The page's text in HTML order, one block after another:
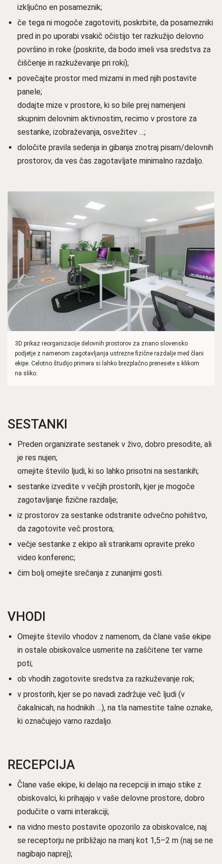
izključno en posameznik;
če tega ni mogoče zagotoviti, poskrbite, da posamezniki
pred in po uporabi vsakič očistijo ter razkužijo delovno
površino in roke (poskrite, da bodo imeli vsa sredstva za
čiščenje in razkuževanje pri roki);
povečajte prostor med mizami in med njih postavite
panele;
dodajte mize v prostore, ki so bile prej namenjeni
skupnim delovnim aktivnostim, recimo v prostore za
sestanke, izobraževanja, osvežitev …;
določite pravila sedenja in gibanja znotraj pisarn/delovnih
prostorov, da ves čas zagotavljate minimalno razdaljo.
3D prikaz reorganizacije delovnih prostorov za znano slovensko
podjetje z namenom zagotavljanja ustrezne fizične razdalje med člani
ekipe. Celotno študijo primera si lahko brezplačno prenesete s klikom
na sliko.
SESTANKI
Preden organizirate sestanek v živo, dobro presodite, ali
je res nujen;
omejite število ljudi, ki so lahko prisotni na sestankih;
sestanke izvedite v večjih prostorih, kjer je mogoče
zagotavljanje fizične razdalje;
iz prostorov za sestanke odstranite odvečno pohištvo,
da zagotovite več prostora;
večje sestanke z ekipo ali strankami opravite preko
video konferenc;
čim bolj omejite srečanja z zunanjimi gosti.
VHODI
Omejite število vhodov z namenom, da člane vaše ekipe
in ostale obiskovalce usmerite na zaščitene ter varne
poti;
ob vhodih zagotovite sredstva za razkuževanje rok;
v prostorih, kjer se po navadi zadržuje več ljudi (v
čakalnicah, na hodnikih …), na tla namestite talne oznake,
ki označujejo varno razdaljo.
RECEPCIJA
Člane vaše ekipe, ki delajo na recepciji in imajo stike z
obiskovalci, ki prihajajo v vaše delovne prostore, dobro
podučite o varni interakciji;
na vidno mesto postavite opozorilo za obiskovalce, naj
se receptorju ne približajo na manj kot 1,5–2 m (naj se ne
nagibajo naprej);